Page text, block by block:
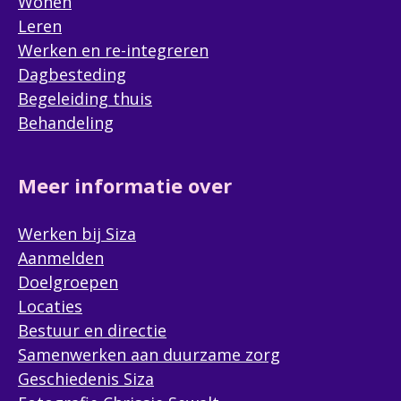
Wil je het bezoek combineren met een lunch
bij Brasserie Het Groote Huys?
Ja
Hoe ben je in aanraking gekomen met
vriend(in), social media, een
organisatie, een flyer, etc.)
Heb je nog aanvullende informatie of
vragen?
Leren
Werken en re-integreren
Dagbesteding
Begeleiding thuis
Behandeling
Meer informatie over
Werken bij Siza
Aanmelden
Doelgroepen
Locaties
Bestuur en directie
Samenwerken aan duurzame zorg
Geschiedenis Siza